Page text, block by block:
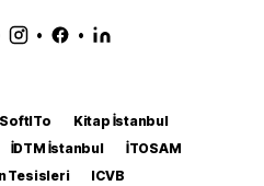
• •
SoftITo
Kitap İstanbul
İDTM İstanbul
İTOSAM
Tesisleri
ICVB